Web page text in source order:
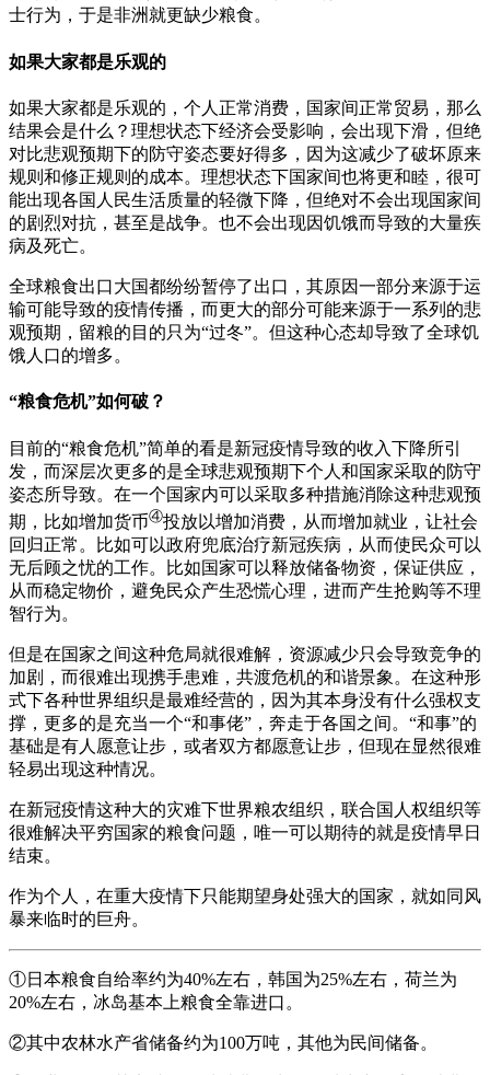
士行为，于是非洲就更缺少粮食。
如果大家都是乐观的
如果大家都是乐观的，个人正常消费，国家间正常贸易，那么
结果会是什么？理想状态下经济会受影响，会出现下滑，但绝
对比悲观预期下的防守姿态要好得多，因为这减少了破坏原来
规则和修正规则的成本。理想状态下国家间也将更和睦，很可
能出现各国人民生活质量的轻微下降，但绝对不会出现国家间
的剧烈对抗，甚至是战争。也不会出现因饥饿而导致的大量疾
病及死亡。
全球粮食出口大国都纷纷暂停了出口，其原因一部分来源于运
输可能导致的疫情传播，而更大的部分可能来源于一系列的悲
观预期，留粮的目的只为“过冬”。但这种心态却导致了全球饥
饿人口的增多。
“粮食危机”如何破？
目前的“粮食危机”简单的看是新冠疫情导致的收入下降所引
发，而深层次更多的是全球悲观预期下个人和国家采取的防守
姿态所导致。在一个国家内可以采取多种措施消除这种悲观预
期，比如增加货币④投放以增加消费，从而增加就业，让社会
回归正常。比如可以政府兜底治疗新冠疾病，从而使民众可以
无后顾之忧的工作。比如国家可以释放储备物资，保证供应，
从而稳定物价，避免民众产生恐慌心理，进而产生抢购等不理
智行为。
但是在国家之间这种危局就很难解，资源减少只会导致竞争的
加剧，而很难出现携手患难，共渡危机的和谐景象。在这种形
式下各种世界组织是最难经营的，因为其本身没有什么强权支
撑，更多的是充当一个“和事佬”，奔走于各国之间。“和事”的
基础是有人愿意让步，或者双方都愿意让步，但现在显然很难
轻易出现这种情况。
在新冠疫情这种大的灾难下世界粮农组织，联合国人权组织等
很难解决平穷国家的粮食问题，唯一可以期待的就是疫情早日
结束。
作为个人，在重大疫情下只能期望身处强大的国家，就如同风
暴来临时的巨舟。
①日本粮食自给率约为40%左右，韩国为25%左右，荷兰为
20%左右，冰岛基本上粮食全靠进口。
②其中农林水产省储备约为100万吨，其他为民间储备。